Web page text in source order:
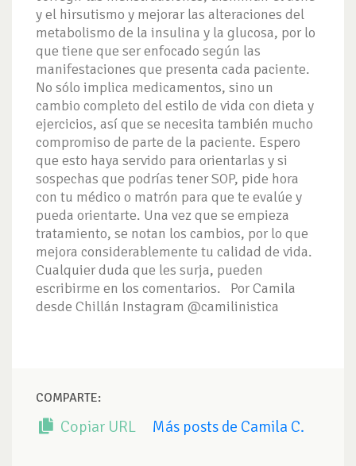
y el hirsutismo y mejorar las alteraciones del
metabolismo de la insulina y la glucosa, por lo
que tiene que ser enfocado según las
manifestaciones que presenta cada paciente.
No sólo implica medicamentos, sino un
cambio completo del estilo de vida con dieta y
ejercicios, así que se necesita también mucho
compromiso de parte de la paciente. Espero
que esto haya servido para orientarlas y si
sospechas que podrías tener SOP, pide hora
con tu médico o matrón para que te evalúe y
pueda orientarte. Una vez que se empieza
tratamiento, se notan los cambios, por lo que
mejora considerablemente tu calidad de vida.
Cualquier duda que les surja, pueden
escribirme en los comentarios. Por Camila
desde Chillán Instagram @camilinistica
COMPARTE:
Copiar URL Más posts de Camila C.